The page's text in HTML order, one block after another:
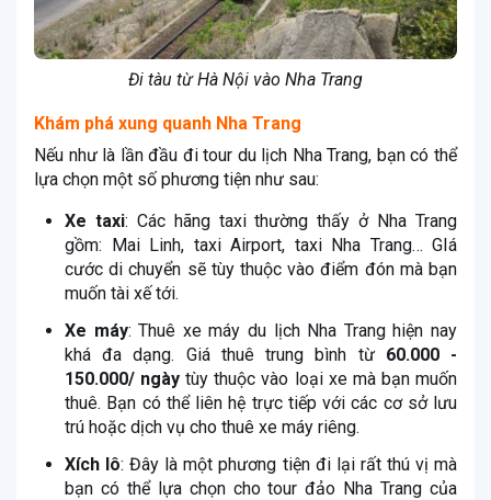
Đi tàu từ Hà Nội vào Nha Trang
Khám phá xung quanh Nha Trang
Nếu như là lần đầu đi tour du lịch Nha Trang, bạn có thể
lựa chọn một số phương tiện như sau:
Xe taxi: Các hãng taxi thường thấy ở Nha Trang
gồm: Mai Linh, taxi Airport, taxi Nha Trang… GIá
cước di chuyển sẽ tùy thuộc vào điểm đón mà bạn
muốn tài xế tới.
Xe máy: Thuê xe máy du lịch Nha Trang hiện nay
khá đa dạng. Giá thuê trung bình từ60.000 -
150.000/ ngày tùy thuộc vào loại xe mà bạn muốn
thuê. Bạn có thể liên hệ trực tiếp với các cơ sở lưu
trú hoặc dịch vụ cho thuê xe máy riêng.
Xích lô: Đây là một phương tiện đi lại rất thú vị mà
bạn có thể lựa chọn cho tour đảo Nha Trang của